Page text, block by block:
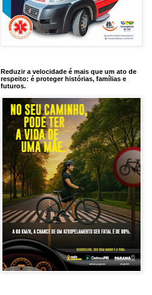
Reduzir a velocidade é mais que um ato de
respeito: é proteger histórias, famílias e
futuros.